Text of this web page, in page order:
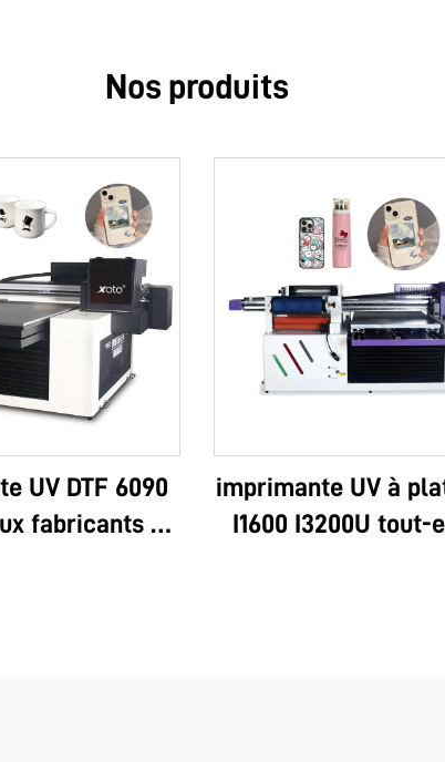
Nos produits
UV DTF 6090
fabricants de
imprimante UV à
I1600 I3200U tout-